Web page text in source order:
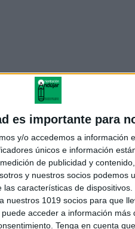
es importante para
y/o accedemos a información
únicos e información
de publicidad y
y nuestros socios podemos
características de
nuestros 1019 socios para que
acceder a información más
Tenga en cuenta
de dos profesores Ginés y
los contenidos que encontramos
que sus tareas como